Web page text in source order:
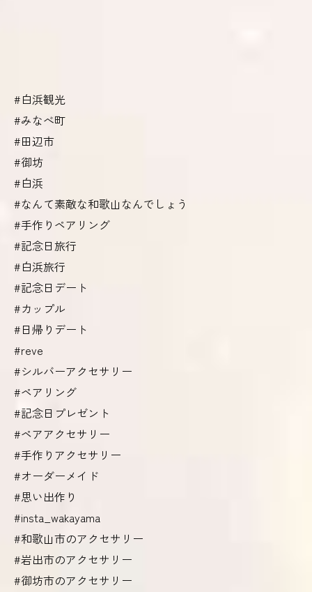
#白浜観光
#みなべ町
#田辺市
#御坊
#白浜
#なんて素敵な和歌山なんでしょう
#手作りペアリング
#記念日旅行
#白浜旅行
#記念日デート
#カップル
#日帰りデート
#reve
#シルバーアクセサリー
#ペアリング
#記念日プレゼント
#ペアアクセサリー
#手作りアクセサリー
#オーダーメイド
#思い出作り
#insta_wakayama
#和歌山市のアクセサリー
#岩出市のアクセサリー
#御坊市のアクセサリー